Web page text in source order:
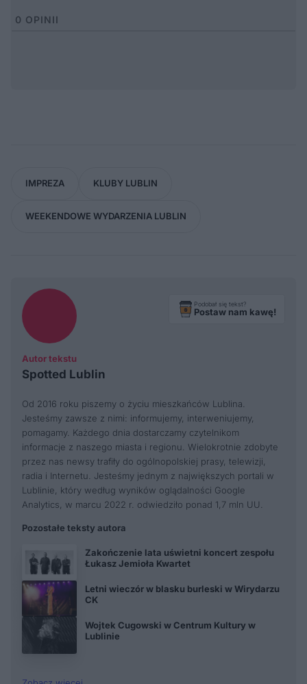
0 OPINII
IMPREZA KLUBY LUBLIN
WEEKENDOWE WYDARZENIA LUBLIN
Autor tekstu
Spotted Lublin
Podobał się tekst?
Postaw nam kawę!
Od 2016 roku piszemy o życiu mieszkańców Lublina.
Jesteśmy zawsze z nimi: informujemy, interweniujemy,
pomagamy. Każdego dnia dostarczamy czytelnikom
informacje z naszego miasta i regionu. Wielokrotnie zdobyte
przez nas newsy trafiły do ogólnopolskiej prasy, telewizji,
radia i Internetu. Jesteśmy jednym z największych portali w
Lublinie, który według wyników oglądalności Google
Analytics, w marcu 2022 r. odwiedziło ponad 1,7 mln UU.
Pozostałe teksty autora
Zakończenie lata uświetni koncert zespołu
Łukasz Jemioła Kwartet
Letni wieczór w blasku burleski w Wirydarzu
CK
Wojtek Cugowski w Centrum Kultury w
Lublinie